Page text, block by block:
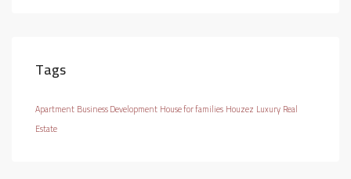
Tags
Apartment Business Development House for families Houzez Luxury Real
Estate